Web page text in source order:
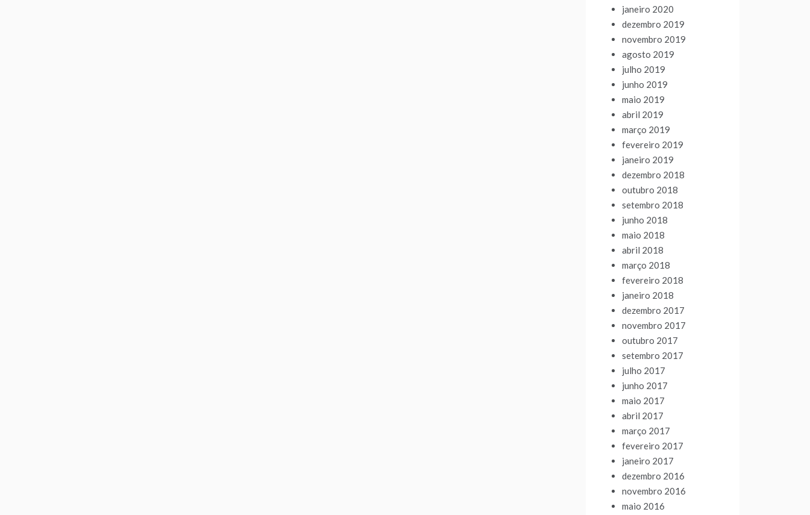
janeiro 2020
dezembro 2019
novembro 2019
agosto 2019
julho 2019
junho 2019
maio 2019
abril 2019
março 2019
fevereiro 2019
janeiro 2019
dezembro 2018
outubro 2018
setembro 2018
junho 2018
maio 2018
abril 2018
março 2018
fevereiro 2018
janeiro 2018
dezembro 2017
novembro 2017
outubro 2017
setembro 2017
julho 2017
junho 2017
maio 2017
abril 2017
março 2017
fevereiro 2017
janeiro 2017
dezembro 2016
novembro 2016
maio 2016